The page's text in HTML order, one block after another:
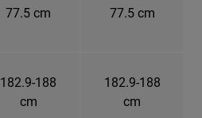
77.5 cm 77.5 cm
182.9-188
cm
182.9-188
cm